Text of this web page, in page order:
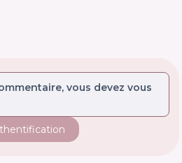
vous devez vous